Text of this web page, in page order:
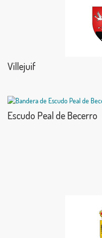
Villejuif
Escudo Peal de Becerro